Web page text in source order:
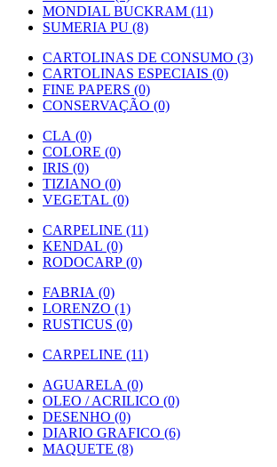
MONDIAL BUCKRAM (11)
SUMERIA PU (8)
CARTOLINAS DE CONSUMO (3)
CARTOLINAS ESPECIAIS (0)
FINE PAPERS (0)
CONSERVAÇÃO (0)
CLA (0)
COLORE (0)
IRIS (0)
TIZIANO (0)
VEGETAL (0)
CARPELINE (11)
KENDAL (0)
RODOCARP (0)
FABRIA (0)
LORENZO (1)
RUSTICUS (0)
CARPELINE (11)
AGUARELA (0)
OLEO / ACRILICO (0)
DESENHO (0)
DIARIO GRAFICO (6)
MAQUETE (8)